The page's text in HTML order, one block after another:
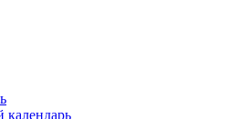
календарь